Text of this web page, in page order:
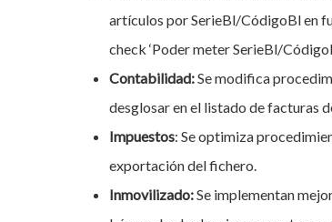
artículos por SerieBl/CódigoBl en
check ‘Poder meter SerieBl/
Contabilidad:Se modifica
desglosar en el listado de facturas
Impuestos: Se optimiza
exportación del fichero.
Inmovilizado:Se implementan